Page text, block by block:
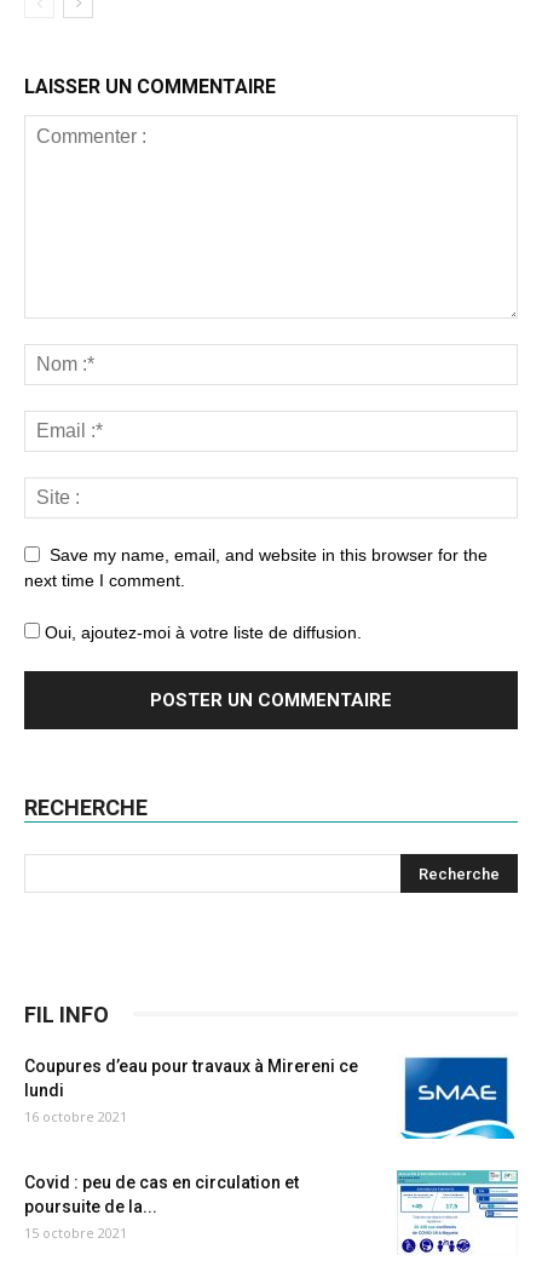
LAISSER UN COMMENTAIRE
Save my name, email, and website in this browser for the
next time I comment.
Oui, ajoutez-moi à votre liste de diffusion.
RECHERCHE
FIL INFO
Coupures d’eau pour travaux à Mirereni ce
lundi
16 octobre 2021
Covid : peu de cas en circulation et
poursuite de la...
15 octobre 2021